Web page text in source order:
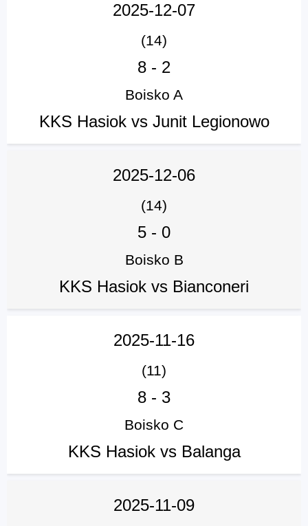
2025-12-07
(14)
8 - 2
Boisko A
KKS Hasiok vs Junit Legionowo
2025-12-06
(14)
5 - 0
Boisko B
KKS Hasiok vs Bianconeri
2025-11-16
(11)
8 - 3
Boisko C
KKS Hasiok vs Balanga
2025-11-09